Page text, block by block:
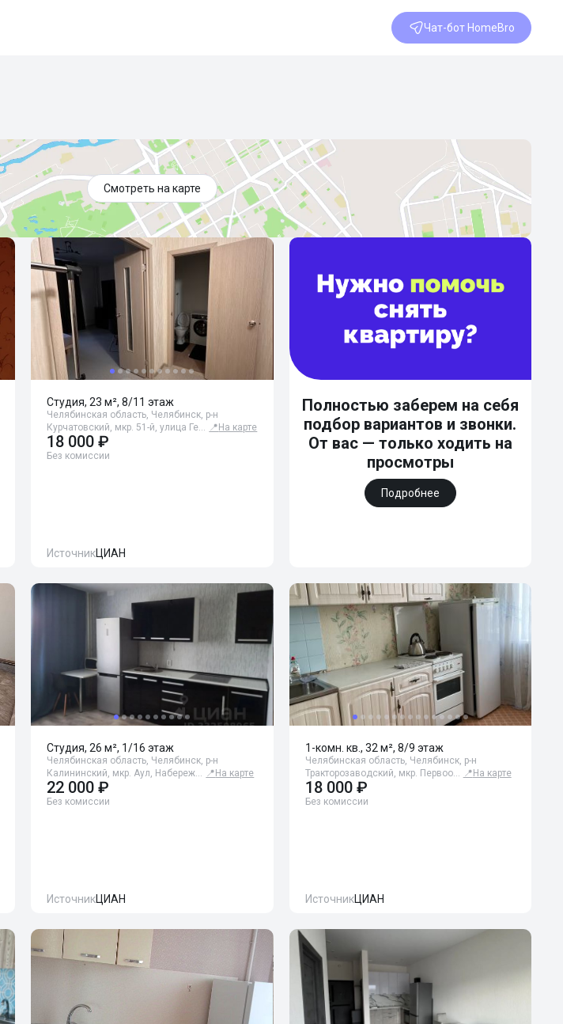
Чат-бот HomeBro
Смотреть на карте
Студия, 23 м², 8/11 этаж
Челябинская область, Челябинск, р-н
Курчатовский, мкр. 51-й, улица Ге… 📍 На карте
18 000 ₽
Без комиссии
ИсточникЦИАН
Полностью заберем на себя
подбор вариантов и звонки.
От вас — только ходить на
просмотры
Подробнее
Студия, 26 м², 1/16 этаж
Челябинская область, Челябинск, р-н
Калининский, мкр. Аул, Набереж… 📍 На карте
22 000 ₽
Без комиссии
ИсточникЦИАН
1-комн. кв., 32 м², 8/9 этаж
Челябинская область, Челябинск, р-н
Тракторозаводский, мкр. Первоо… 📍 На карте
18 000 ₽
Без комиссии
ИсточникЦИАН